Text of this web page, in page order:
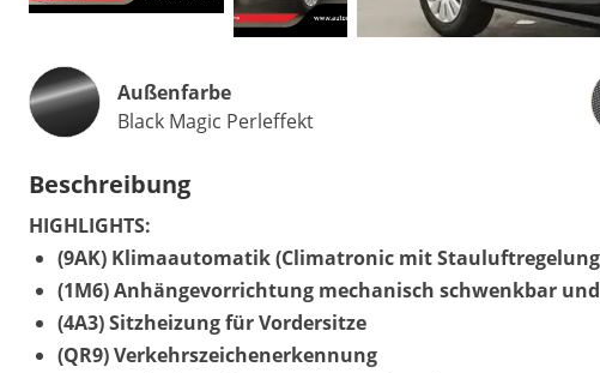
Außenfarbe
Black Magic Perleffekt
Beschreibung
HIGHLIGHTS:
(9AK) Klimaautomatik (Climatronic mit
(1M6) Anhängevorrichtung mechanisch schwenkbar
(4A3) Sitzheizung für Vordersitze
(QR9) Verkehrszeichenerkennung